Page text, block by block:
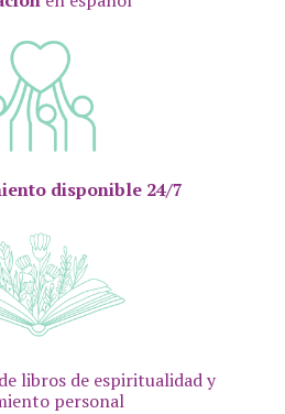
disponible 24/7
libros de espiritualidad y
personal